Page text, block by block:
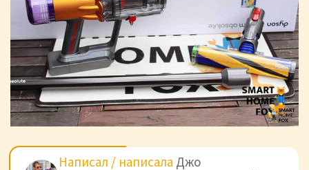
Написал / написала Джо